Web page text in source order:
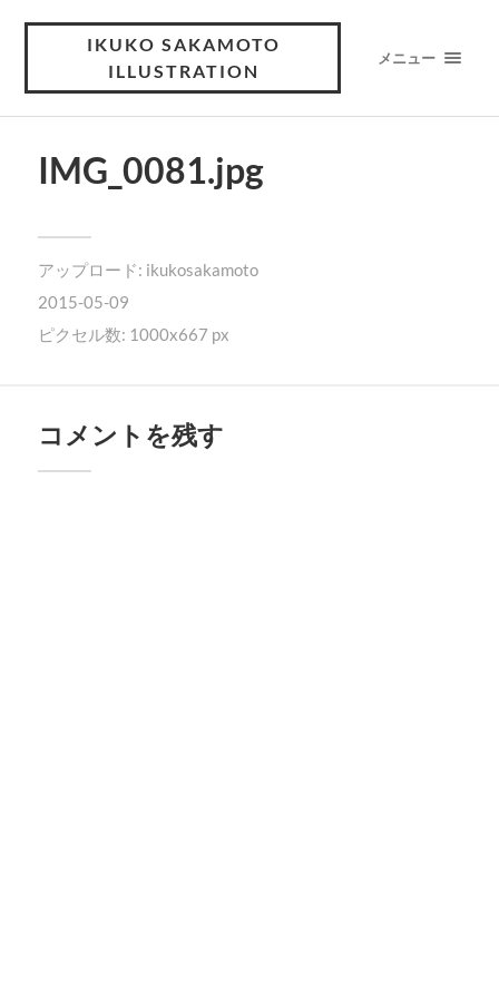
IKUKO SAKAMOTO
ILLUSTRATION
メニュー
IMG_0081.jpg
アップロード: ikukosakamoto
2015-05-09
ピクセル数: 1000x667 px
コメントを残す